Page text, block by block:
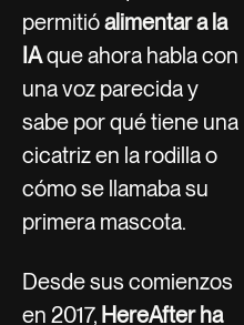
permitióalimentar a la
IAque ahora habla con
una voz parecida y
sabe por qué tiene una
cicatriz en la rodilla o
cómo se llamaba su
primera mascota.
Desde sus comienzos
en 2017, HereAfter ha